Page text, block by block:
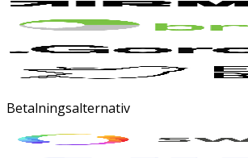
Betalningsalternativ